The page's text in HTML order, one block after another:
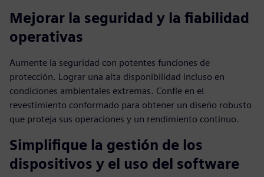
Mejorar la seguridad y la fiabilidad
operativas
Aumente la seguridad con potentes funciones de
protección. Lograr una alta disponibilidad incluso en
condiciones ambientales extremas. Confíe en el
revestimiento conformado para obtener un diseño robusto
que proteja sus operaciones y un rendimiento continuo.
Simplifique la gestión de los
dispositivos y el uso del software